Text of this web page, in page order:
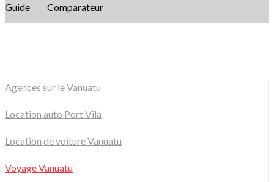
Guide Comparateur
Agences sur le Vanuatu
Location auto Port Vila
Location de voiture Vanuatu
Voyage Vanuatu